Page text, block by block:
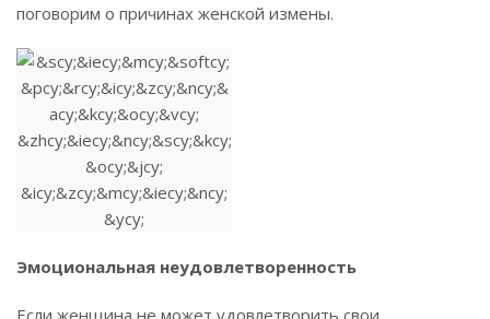
поговорим о причинах женской измены.
Эмоциональная неудовлетворенность